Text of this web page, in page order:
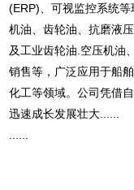
(ERP)、可视监控系统
机油、齿轮油、抗磨液
及工业齿轮油.空压机油
销售等，广泛应用于船
化工等领域。公司凭借
迅速成长发展壮大......